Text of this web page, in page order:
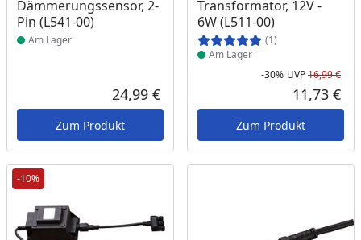
Dämmerungssensor, 2-
Pin (L541-00)
Am Lager
Aktueller Preis
24,99 €
Zum Produkt
Transformator, 12V -
6W (L511-00)
(1)
Am Lager
-30% UVP16,99 €
11,73 €
Zum Produkt
-10%